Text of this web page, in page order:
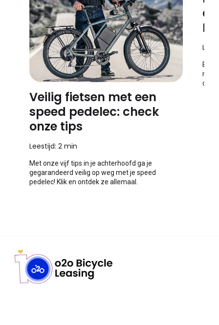
Veilig fietsen met een
speed pedelec: check
onze tips
Leestijd: 2 min
Met onze vijf tips in je achterhoofd ga je
gegarandeerd veilig op weg met je speed
pedelec! Klik en ontdek ze allemaal.
op